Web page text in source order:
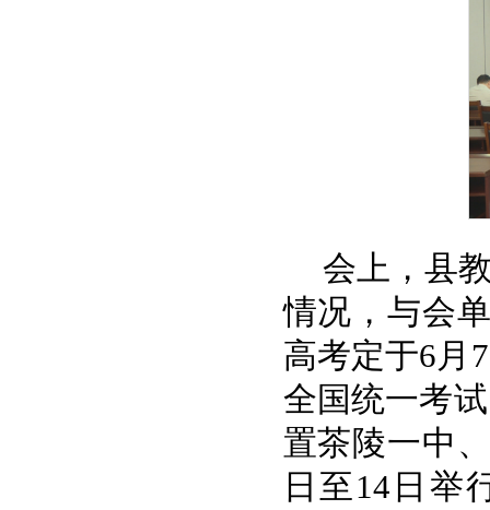
会上，县
情况，与会
高考定于6月
全国统一考
置茶陵一中
日至14日举